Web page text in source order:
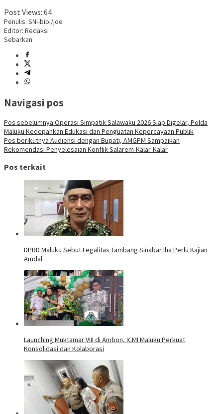
Post Views: 64
Penulis: SNI-bibi/joe
Editor: Redaksi
Sebarkan
Navigasi pos
Pos sebelumnya Operasi Simpatik Salawaku 2026 Siap Digelar, Polda
Maluku Kedepankan Edukasi dan Penguatan Kepercayaan Publik
Pos berikutnya Audiensi dengan Bupati, AMGPM Sampaikan
Rekomendasi Penyelesaian Konflik Salarem-Kalar-Kalar
Pos terkait
DPRD Maluku Sebut Legalitas Tambang Sinabar Iha Perlu Kajian
Amdal
Launching Muktamar VIII di Ambon, ICMI Maluku Perkuat
Konsolidasi dan Kolaborasi